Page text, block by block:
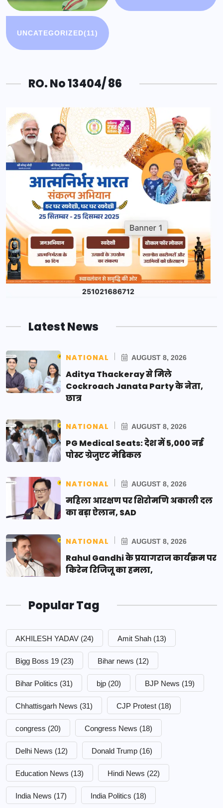
UNCATEGORIZED(11)
RO. No 13404/ 86
Latest News
NATIONAL AUGUST 8, 2026
Aditya Thackeray से मिले
Cockroach Janata Party के नेता,
छात्र
NATIONAL AUGUST 8, 2026
PG Medical Seats: देश में 5,000 नई
पोस्ट ग्रेजुएट मेडिकल
NATIONAL AUGUST 8, 2026
महिला आरक्षण पर शिरोमणि अकाली दल
का बड़ा ऐलान, SAD
NATIONAL AUGUST 8, 2026
Rahul Gandhi के प्रयागराज कार्यक्रम पर
किरेन रिजिजू का हमला,
Popular Tag
AKHILESH YADAV (24) Amit Shah (13)
Bigg Boss 19 (23) Bihar news (12)
Bihar Politics (31) bjp (20) BJP News (19)
Chhattisgarh News (31) CJP Protest (18)
congress (20) Congress News (18)
Delhi News (12) Donald Trump (16)
Education News (13) Hindi News (22)
India News (17) India Politics (18)